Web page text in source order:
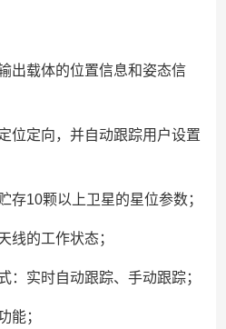
出载体的位置信息和姿态信
位定向，并自动跟踪用户设置
存10颗以上卫星的星位参数；
线的工作状态；
：实时自动跟踪、手动跟踪；
能；